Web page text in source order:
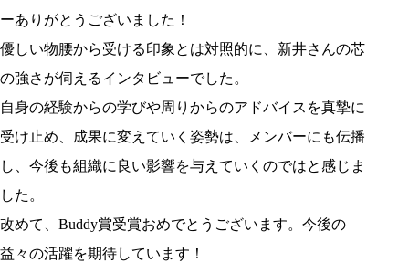
ーありがとうございました！
優しい物腰から受ける印象とは対照的に、新井さんの芯
の強さが伺えるインタビューでした。
自身の経験からの学びや周りからのアドバイスを真摯に
受け止め、成果に変えていく姿勢は、メンバーにも伝播
し、今後も組織に良い影響を与えていくのではと感じま
した。
改めて、Buddy賞受賞おめでとうございます。今後の
益々の活躍を期待しています！